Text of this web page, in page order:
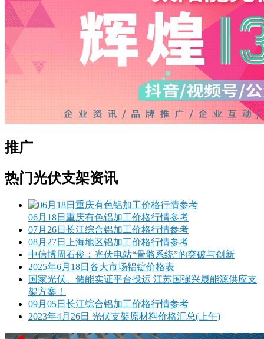
推广
热门光伏支架资讯
06月18日重庆有色铝加工价格行情参考
07月26日长江综合铝加工价格行情参考
08月27日上海地区铝加工价格行情参考
中信博周石俊：光伏电站“骨骼系统”的突破与创新
2025年6月18日各大市场铝锭价格表
国家光伏、储能实证平台投运 江苏国强兴晟能源供应支
架方案！
09月05日长江综合铝加工价格行情参考
2023年4月26日 光伏支架原材料价格汇总(上午)